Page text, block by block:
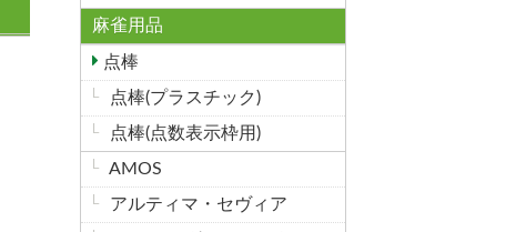
麻雀用品
点棒
点棒(プラスチック)
点棒(点数表示枠用)
AMOS
アルティマ・セヴィア